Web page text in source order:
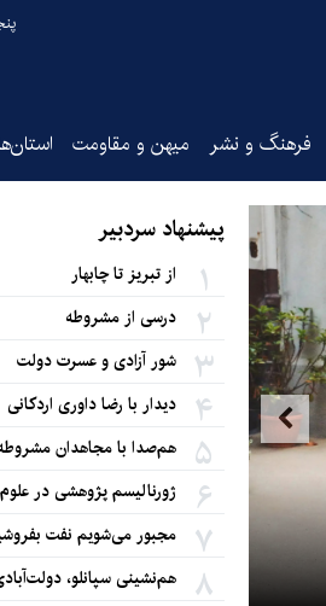
فرهنگ و نشر میهن و مقاومت
برای وفادار ماندن به کتاب، باید به آن
هشت سریال
پیشنهاد سردبیر
از تبریز تا چابهار
درسی از مشروطه
شور آزادی و عسرت دولت‌
دیدار با رضا داوری اردکانی
هم‌صدا با مجاهدان
ژورنالیسم پژوهشی در
مجبور می‌شویم نفت
هم‌نشینی سپانلو،